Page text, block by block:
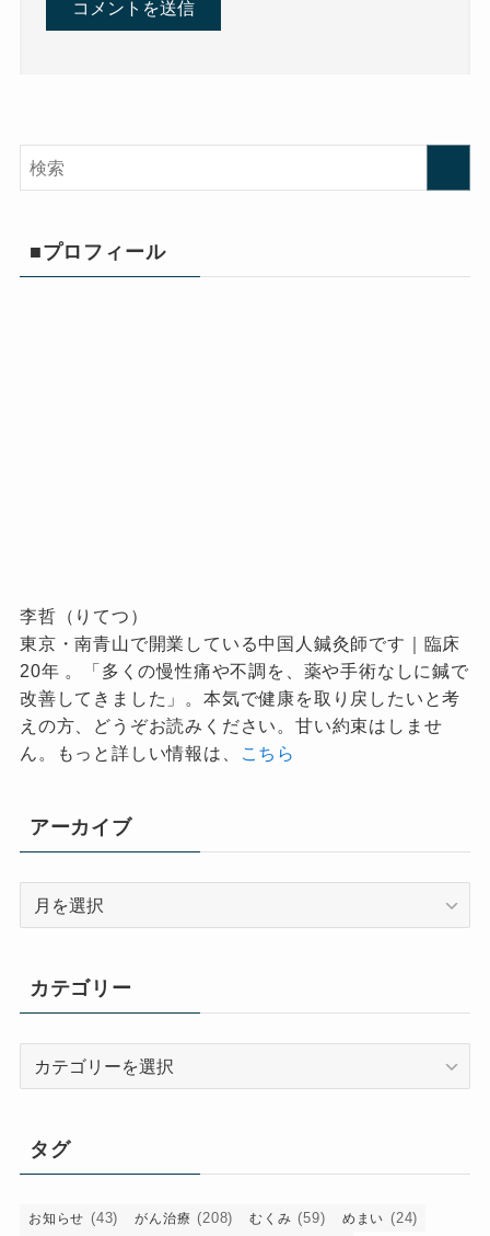
■プロフィール
李哲（りてつ）
東京・南青山で開業している中国人鍼灸師です｜臨床
20年 。「多くの慢性痛や不調を、薬や手術なしに鍼で
改善してきました」。本気で健康を取り戻したいと考
えの方、どうぞお読みください。甘い約束はしませ
ん。もっと詳しい情報は、
こちら
アーカイブ
ブ
カテゴリー
ー
タグ
お知らせ (43) がん治療 (208) むくみ (59) めまい (24)